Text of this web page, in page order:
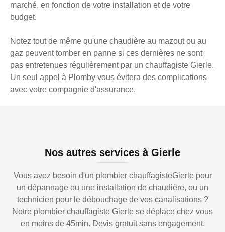
marché, en fonction de votre installation et de votre
budget.
Notez tout de même qu'une chaudière au mazout ou au
gaz peuvent tomber en panne si ces dernières ne sont
pas entretenues régulièrement par un chauffagiste Gierle.
Un seul appel à Plomby vous évitera des complications
avec votre compagnie d'assurance.
Nos autres services à Gierle
Vous avez besoin d'un plombier chauffagisteGierle pour
un dépannage ou une installation de chaudière, ou un
technicien pour le débouchage de vos canalisations ?
Notre plombier chauffagiste Gierle se déplace chez vous
en moins de 45min. Devis gratuit sans engagement.